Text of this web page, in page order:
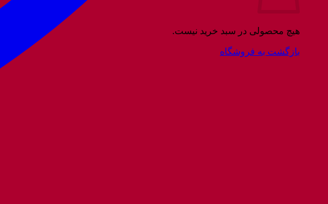
هیچ محصولی در سبد خرید نیست.
بازگشت به فروشگاه